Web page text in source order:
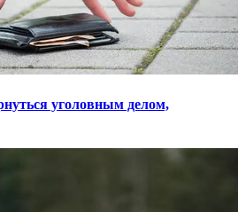
уголовным делом,